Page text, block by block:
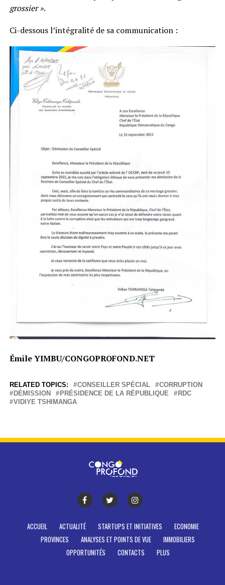
grossier ».
Ci-dessous l’intégralité de sa communication :
Émile YIMBU/CONGOPROFOND.NET
RELATED TOPICS: CONSEILLER SPÉCIAL
CORRUPTION
DÉMISSION
PRÉSIDENCE DE LA RÉPUBLIQUE
RDC
VIDIYE TSHIMANGA
ACCUEIL ACTUALITÉ STARTUPS ET INITIATIVES
ECONOMIE
PROVINCES
ANALYSES ET POINTS DE VUE
IMMOBILIERS
OPPORTUNITÉS
CONTACTS PLUS